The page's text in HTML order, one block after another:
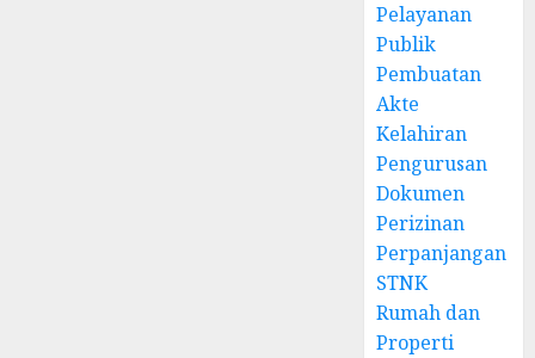
Pelayanan
Publik
Pembuatan
Akte
Kelahiran
Pengurusan
Dokumen
Perizinan
Perpanjangan
STNK
Rumah dan
Properti